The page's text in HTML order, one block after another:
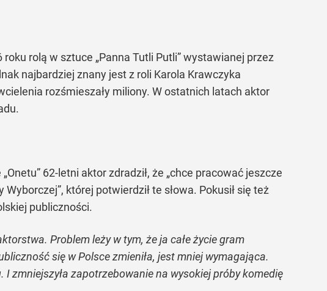
rolą w sztuce „Panna Tutli Putli” wystawianej przez
najbardziej znany jest z roli Karola Krawczyka
rozśmieszały miliony. W ostatnich latach aktor
62-letni aktor zdradził, że „chce pracować jeszcze
której potwierdził te słowa. Pokusił się też
publiczności.
Problem leży w tym, że ja całe życie gram
się w Polsce zmieniła, jest mniej wymagająca.
zmniejszyła zapotrzebowanie na wysokiej próby komedię